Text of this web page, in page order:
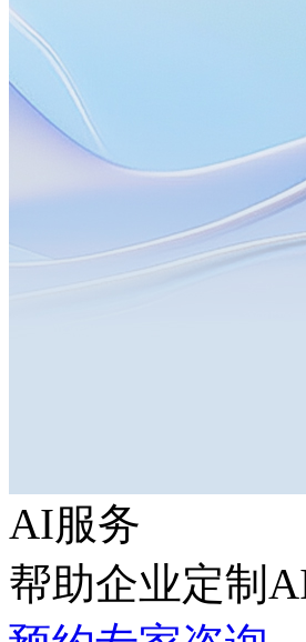
AI服务
帮助企业定制AI